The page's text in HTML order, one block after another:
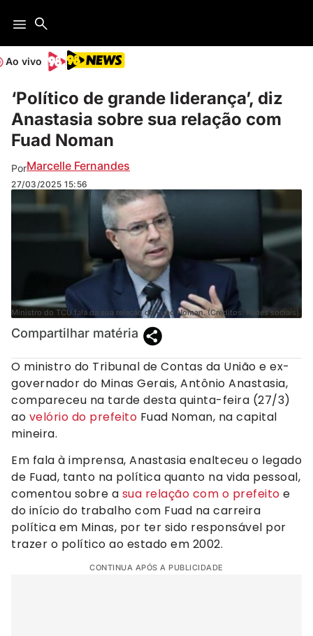
Ao vivo
‘Político de grande liderança’, diz
Anastasia sobre sua relação com
Fuad Noman
PorMarcelle Fernandes
27/03/2025 15:56
Ministro do TCU fala da sua relação do Fuad Noman. (Créditos: Redes sociais)
Compartilhar matéria
O ministro do Tribunal de Contas da União e ex-
governador do Minas Gerais, Antônio Anastasia,
compareceu na tarde desta quinta-feira (27/3)
ao velório do prefeito Fuad Noman, na capital
mineira.
Em fala à imprensa, Anastasia enalteceu o legado
de Fuad, tanto na política quanto na vida pessoal,
comentou sobre a sua relação com o prefeito e
do início do trabalho com Fuad na carreira
política em Minas, por ter sido responsável por
trazer o político ao estado em 2002.
CONTINUA APÓS A PUBLICIDADE